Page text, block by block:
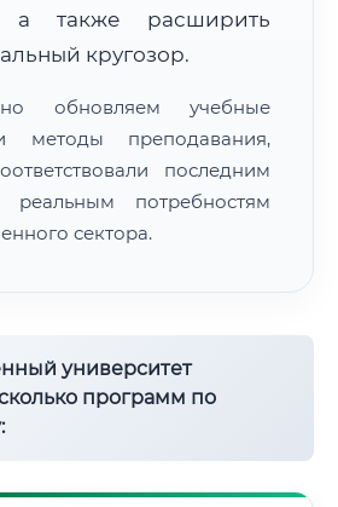
а также расширить
кругозор.
обновляем учебные
методы преподавания,
последним
потребностям
сектора.
университет
программ по